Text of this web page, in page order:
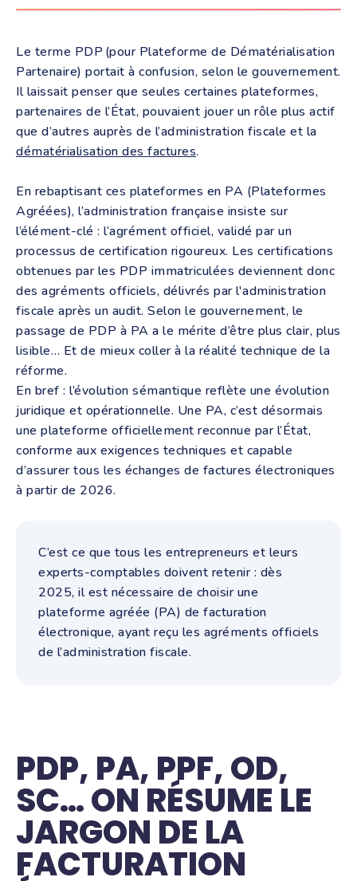
Le terme PDP (pour Plateforme de Dématérialisation
Partenaire) portait à confusion, selon le gouvernement.
Il laissait penser que seules certaines plateformes,
partenaires de l’État, pouvaient jouer un rôle plus actif
que d’autres auprès de l’administration fiscale et la
dématérialisation des factures.
En rebaptisant ces plateformes en PA (Plateformes
Agréées), l’administration française insiste sur
l’élément-clé : l’agrément officiel, validé par un
processus de certification rigoureux. Les certifications
obtenues par les PDP immatriculées deviennent donc
des agréments officiels, délivrés par l'administration
fiscale après un audit. Selon le gouvernement, le
passage de PDP à PA a le mérite d’être plus clair, plus
lisible… Et de mieux coller à la réalité technique de la
réforme.
En bref : l’évolution sémantique reflète une évolution
juridique et opérationnelle. Une PA, c’est désormais
une plateforme officiellement reconnue par l’État,
conforme aux exigences techniques et capable
d’assurer tous les échanges de factures électroniques
à partir de 2026.
C’est ce que tous les entrepreneurs et leurs
experts-comptables doivent retenir : dès
2025, il est nécessaire de choisir une
plateforme agréée (PA) de facturation
électronique, ayant reçu les agréments officiels
de l’administration fiscale.
PDP, PA, PPF, OD,
SC… ON RÉSUME LE
JARGON DE LA
FACTURATION